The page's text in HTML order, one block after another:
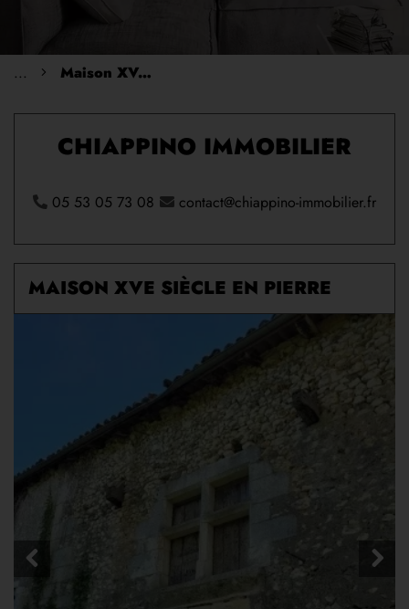
... Maison XVe siècle en Pierre
CHIAPPINO IMMOBILIER
05 53 05 73 08 contact@chiappino-immobilier.fr
MAISON XVE SIÈCLE EN PIERRE